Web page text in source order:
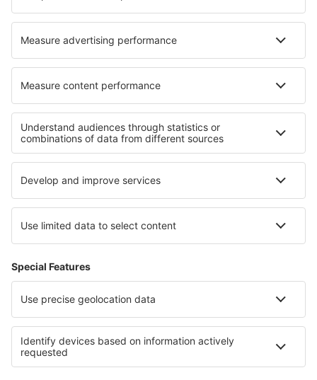
Hotely v Lužických horách Hotely v Těšínském Slezsku
Hotely v Mmoravském krase Hotely v Western Transdanubia
Hotely v Národní park Canyonlands
Hotely v Great Smoky Mountains Hotely na jižním Peloponésu
Hotely na Florida Keys